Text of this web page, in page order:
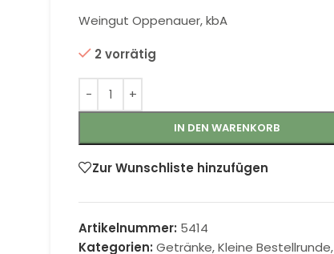
Weingut Oppenauer, kbA
2 vorrätig
IN DEN WARENKORB
Zur Wunschliste hinzufügen
Artikelnummer: 5414
Kategorien: Getränke, Kleine Bestellrunde,